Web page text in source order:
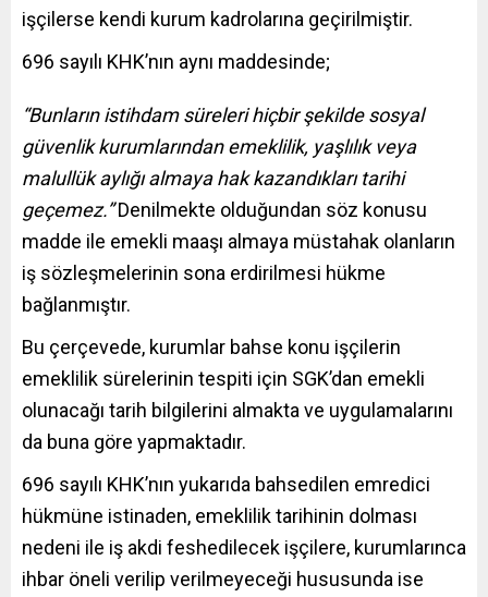
işçilerse kendi kurum kadrolarına geçirilmiştir.
696 sayılı KHK’nın aynı maddesinde;
“Bunların istihdam süreleri hiçbir şekilde sosyal
güvenlik kurumlarından emeklilik, yaşlılık veya
malullük aylığı almaya hak kazandıkları tarihi
geçemez.”Denilmekte olduğundan söz konusu
madde ile emekli maaşı almaya müstahak olanların
iş sözleşmelerinin sona erdirilmesi hükme
bağlanmıştır.
Bu çerçevede, kurumlar bahse konu işçilerin
emeklilik sürelerinin tespiti için SGK’dan emekli
olunacağı tarih bilgilerini almakta ve uygulamalarını
da buna göre yapmaktadır.
696 sayılı KHK’nın yukarıda bahsedilen emredici
hükmüne istinaden, emeklilik tarihinin dolması
nedeni ile iş akdi feshedilecek işçilere, kurumlarınca
ihbar öneli verilip verilmeyeceği hususunda ise